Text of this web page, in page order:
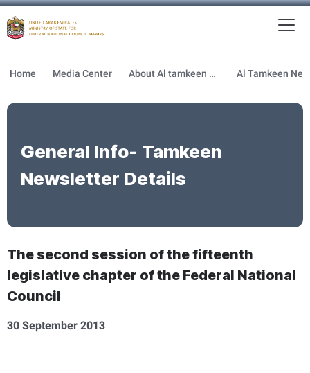
Home Media Center About Al tamkeen newsletter
General Info- Tamkeen
Newsletter Details
The second session of the fifteenth
legislative chapter of the Federal National
Council
30 September 2013